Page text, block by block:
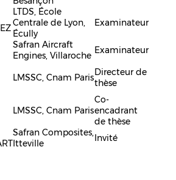
LTDS, École
Centrale de Lyon,
Écully
Examinateur
Safran Aircraft
Engines, Villaroche Examinateur
LMSSC, Cnam ParisDirecteur de
thèse
LMSSC, Cnam Paris
Co-
encadrant
de thèse
Safran Composites,
Itteville
Invité